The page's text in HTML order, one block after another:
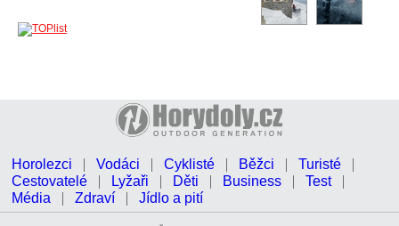
Horolezci Vodáci Cyklisté Běžci
Turisté
Cestovatelé
Lyžaři Děti Business
Test
Média
Zdraví Jídlo a pití